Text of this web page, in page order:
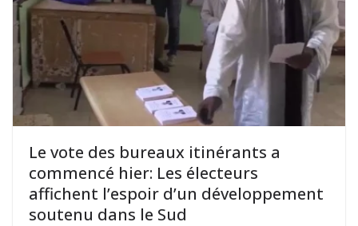
Le vote des bureaux itinérants a
commencé hier: Les électeurs
affichent l’espoir d’un développement
soutenu dans le Sud